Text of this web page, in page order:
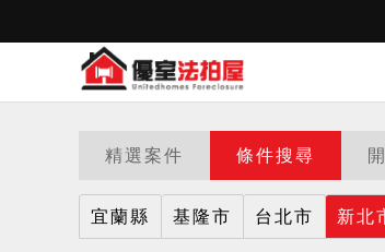
精選案件 條件搜尋
宜蘭縣 基隆市 台北市 新北